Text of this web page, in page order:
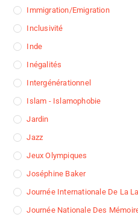
Immigration/Emigration
Inclusivité
Inde
Inégalités
Intergénérationnel
Islam - Islamophobie
Jardin
Jazz
Jeux Olympiques
Joséphine Baker
Journée Internationale De La
Journée Nationale Des